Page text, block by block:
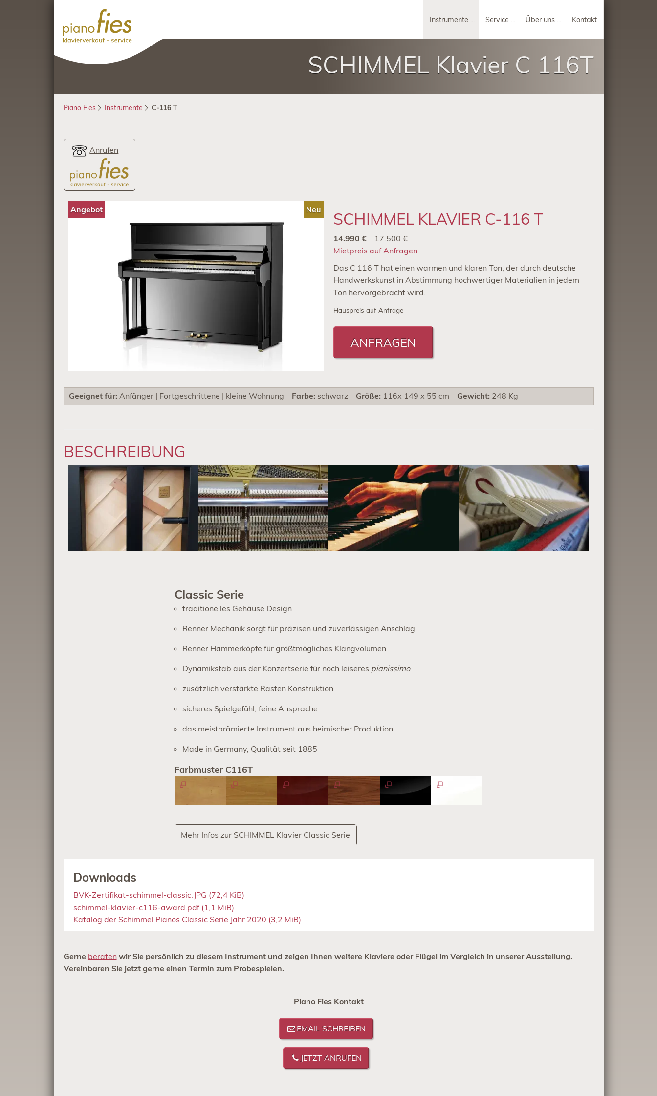
Instrumente Service Über uns Kontakt
SCHIMMEL Klavier C 116T
Piano Fies Instrumente C-116 T
Anrufen
Angebot Neu SCHIMMEL KLAVIER C-116 T
14.990 €
17.500 €
Mietpreis auf Anfragen
Das C 116 T hat einen warmen und klaren Ton, der durch deutsche
Handwerkskunst in Abstimmung hochwertiger Materialien in jedem
Ton hervorgebracht wird.
Hauspreis auf Anfrage
ANFRAGEN
Geeignet für: Anfänger | Fortgeschrittene | kleine Wohnung Farbe: schwarz Größe: 116x 149 x 55 cm Gewicht: 248 Kg
BESCHREIBUNG
Classic Serie
traditionelles Gehäuse Design
Renner Mechanik sorgt für präzisen und zuverlässigen Anschlag
Renner Hammerköpfe für größtmögliches Klangvolumen
Dynamikstab aus der Konzertserie für noch leiseres pianissimo
zusätzlich verstärkte Rasten Konstruktion
sicheres Spielgefühl, feine Ansprache
das meistprämierte Instrument aus heimischer Produktion
Made in Germany, Qualität seit 1885
Farbmuster C116T
Mehr Infos zur SCHIMMEL Klavier Classic Serie
Downloads
BVK-Zertifikat-schimmel-classic.JPG (72,4 KiB)
schimmel-klavier-c116-award.pdf (1,1 MiB)
Katalog der Schimmel Pianos Classic Serie Jahr 2020 (3,2 MiB)
Gerne beratenwir Sie persönlich zu diesem Instrument und zeigen Ihnen weitere Klaviere oder Flügel im Vergleich in unserer Ausstellung.
Vereinbaren Sie jetzt gerne einen Termin zum Probespielen.
Piano Fies Kontakt
EMAIL SCHREIBEN
JETZT ANRUFEN